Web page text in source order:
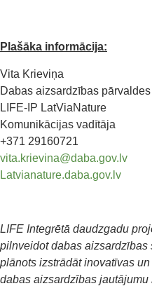
Plašāka informācija:
Vita Krieviņa
Dabas aizsardzības pārvaldes
LIFE-IP LatViaNature
Komunikācijas vadītāja
+371 29160721
vita.krievina@daba.gov.lv
Latvianature.daba.gov.lv
LIFE Integrētā daudzgadu
pilnveidot dabas
plānots izstrādāt inovatīvas
dabas aizsardzības